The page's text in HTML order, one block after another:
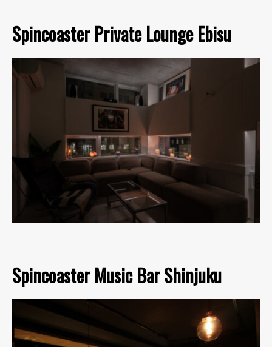
Spincoaster Private Lounge Ebisu
Spincoaster Music Bar Shinjuku